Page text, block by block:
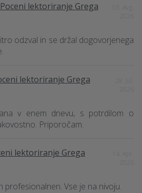
Poceni lektoriranje Grega
odzval in se držal dogovorjenega
lektoriranje Grega
v enem dnevu, s potrdilom o
Priporočam.
lektoriranje Grega
profesionalnen. Vse je na nivoju.